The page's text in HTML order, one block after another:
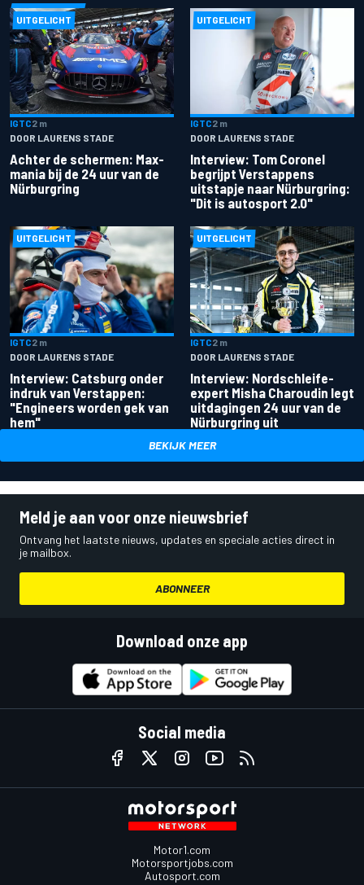
UITGELICHT
IGTC2 m
DOOR LAURENS STADE
Achter de schermen: Max-
mania bij de 24 uur van de
Nürburgring
UITGELICHT
IGTC2 m
DOOR LAURENS STADE
Interview: Tom Coronel
begrijpt Verstappens
uitstapje naar Nürburgring:
"Dit is autosport 2.0"
UITGELICHT
IGTC2 m
DOOR LAURENS STADE
Interview: Catsburg onder
indruk van Verstappen:
"Engineers worden gek van
hem"
UITGELICHT
IGTC2 m
DOOR LAURENS STADE
Interview: Nordschleife-
expert Misha Charoudin legt
uitdagingen 24 uur van de
Nürburgring uit
BEKIJK MEER
Meld je aan voor onze nieuwsbrief
Ontvang het laatste nieuws, updates en speciale acties direct in
je mailbox.
ABONNEER
Download onze app
Social media
Motor1.com
Motorsportjobs.com
Autosport.com